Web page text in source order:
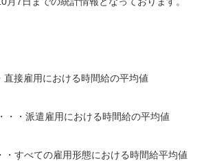
直接雇用における時間給の平均値
・・派遣雇用における時間給の平均値
・すべての雇用形態における時間給平均値